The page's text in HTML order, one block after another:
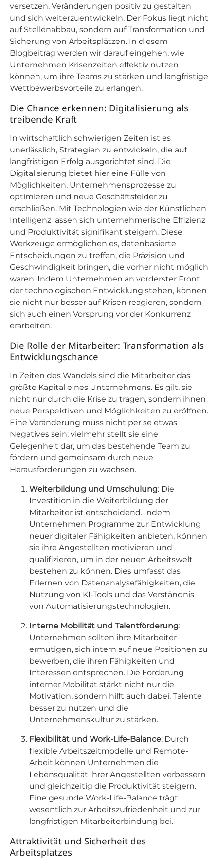
versetzen, Veränderungen positiv zu gestalten
und sich weiterzuentwickeln. Der Fokus liegt nicht
auf Stellenabbau, sondern auf Transformation und
Sicherung von Arbeitsplätzen. In diesem
Blogbeitrag werden wir darauf eingehen, wie
Unternehmen Krisenzeiten effektiv nutzen
können, um ihre Teams zu stärken und langfristige
Wettbewerbsvorteile zu erlangen.
Die Chance erkennen: Digitalisierung als
treibende Kraft
In wirtschaftlich schwierigen Zeiten ist es
unerlässlich, Strategien zu entwickeln, die auf
langfristigen Erfolg ausgerichtet sind. Die
Digitalisierung bietet hier eine Fülle von
Möglichkeiten, Unternehmensprozesse zu
optimieren und neue Geschäftsfelder zu
erschließen. Mit Technologien wie der Künstlichen
Intelligenz lassen sich unternehmerische Effizienz
und Produktivität signifikant steigern. Diese
Werkzeuge ermöglichen es, datenbasierte
Entscheidungen zu treffen, die Präzision und
Geschwindigkeit bringen, die vorher nicht möglich
waren. Indem Unternehmen an vorderster Front
der technologischen Entwicklung stehen, können
sie nicht nur besser auf Krisen reagieren, sondern
sich auch einen Vorsprung vor der Konkurrenz
erarbeiten.
Die Rolle der Mitarbeiter: Transformation als
Entwicklungschance
In Zeiten des Wandels sind die Mitarbeiter das
größte Kapital eines Unternehmens. Es gilt, sie
nicht nur durch die Krise zu tragen, sondern ihnen
neue Perspektiven und Möglichkeiten zu eröffnen.
Eine Veränderung muss nicht per se etwas
Negatives sein; vielmehr stellt sie eine
Gelegenheit dar, um das bestehende Team zu
fördern und gemeinsam durch neue
Herausforderungen zu wachsen.
Weiterbildung und Umschulung: Die
Investition in die Weiterbildung der
Mitarbeiter ist entscheidend. Indem
Unternehmen Programme zur Entwicklung
neuer digitaler Fähigkeiten anbieten, können
sie ihre Angestellten motivieren und
qualifizieren, um in der neuen Arbeitswelt
bestehen zu können. Dies umfasst das
Erlernen von Datenanalysefähigkeiten, die
Nutzung von KI-Tools und das Verständnis
von Automatisierungstechnologien.
Interne Mobilität und Talentförderung:
Unternehmen sollten ihre Mitarbeiter
ermutigen, sich intern auf neue Positionen zu
bewerben, die ihren Fähigkeiten und
Interessen entsprechen. Die Förderung
interner Mobilität stärkt nicht nur die
Motivation, sondern hilft auch dabei, Talente
besser zu nutzen und die
Unternehmenskultur zu stärken.
Flexibilität und Work-Life-Balance: Durch
flexible Arbeitszeitmodelle und Remote-
Arbeit können Unternehmen die
Lebensqualität ihrer Angestellten verbessern
und gleichzeitig die Produktivität steigern.
Eine gesunde Work-Life-Balance trägt
wesentlich zur Arbeitszufriedenheit und zur
langfristigen Mitarbeiterbindung bei.
Attraktivität und Sicherheit des
Arbeitsplatzes